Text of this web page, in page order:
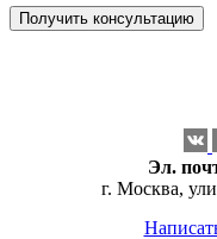
Эл.
г. Москва,